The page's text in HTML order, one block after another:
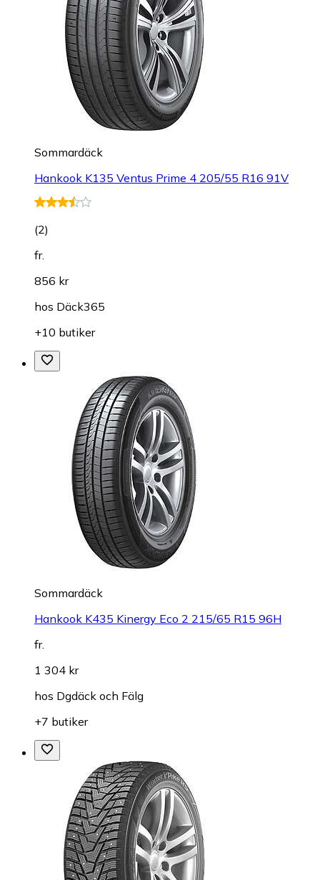
Sommardäck
Hankook K135 Ventus Prime 4 205/55 R16 91V
(2)
fr.
856 kr
hos Däck365
+10 butiker
Sommardäck
Hankook K435 Kinergy Eco 2 215/65 R15 96H
fr.
1 304 kr
hos Dgdäck och Fälg
+7 butiker